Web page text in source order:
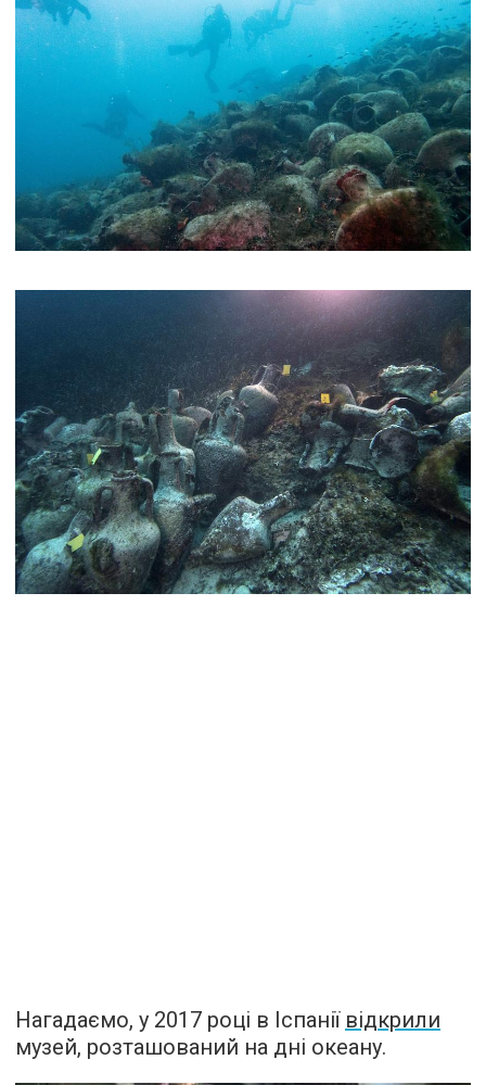
Нагадаємо, у 2017 році в Іспанії відкрили
музей, розташований на дні океану.